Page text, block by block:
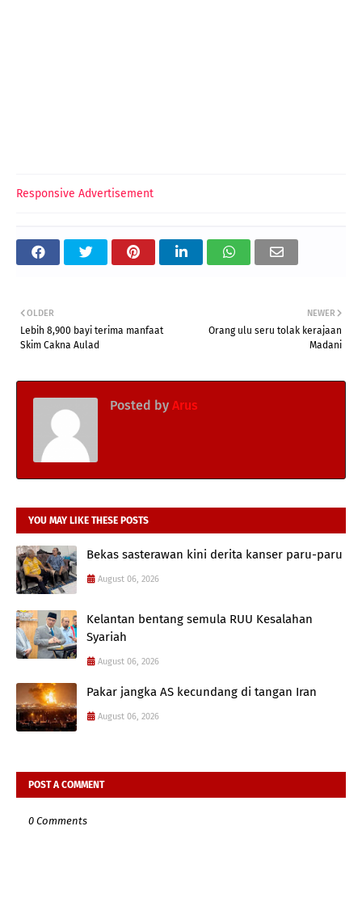
Responsive Advertisement
NEWER
Orang ulu seru tolak kerajaan
Madani
OLDER
Lebih 8,900 bayi terima manfaat
Skim Cakna Aulad
Posted by Arus
YOU MAY LIKE THESE POSTS
Bekas sasterawan kini derita kanser paru-paru
August 06, 2026
Kelantan bentang semula RUU Kesalahan
Syariah
August 06, 2026
Pakar jangka AS kecundang di tangan Iran
August 06, 2026
POST A COMMENT
0 Comments